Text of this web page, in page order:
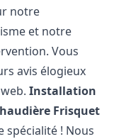
notre
et notre
Vous
avis élogieux
Installation
Frisquet
spécialité ! Nous